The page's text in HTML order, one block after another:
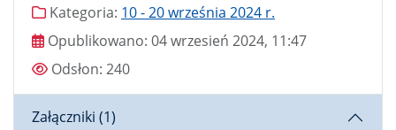
Kategoria
Kategoria: 10 - 20 września 2024 r.
Data publikacji
Opublikowano: 04 wrzesień 2024, 11:47
Odsłony
Odsłon: 240
Załączniki (1)